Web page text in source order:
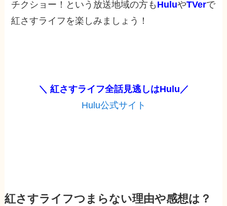
チクショー！という放送地域の方も HuluやTVerで
紅さすライフを楽しみましょう！
＼ 紅さすライフ全話見逃しはHulu／
Hulu公式サイト
紅さすライフつまらない理由や感想は？